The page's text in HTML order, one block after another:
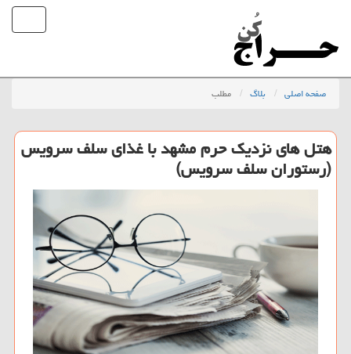
صفحه اصلی بلاگ مطلب
هتل های نزدیک حرم مشهد با غذای سلف سرویس
(رستوران سلف سرویس)